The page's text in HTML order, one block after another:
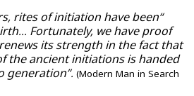
rites of initiation have been
Fortunately, we have proof
its strength in the fact that
the ancient initiations is handed
generation”. (Modern Man in Search